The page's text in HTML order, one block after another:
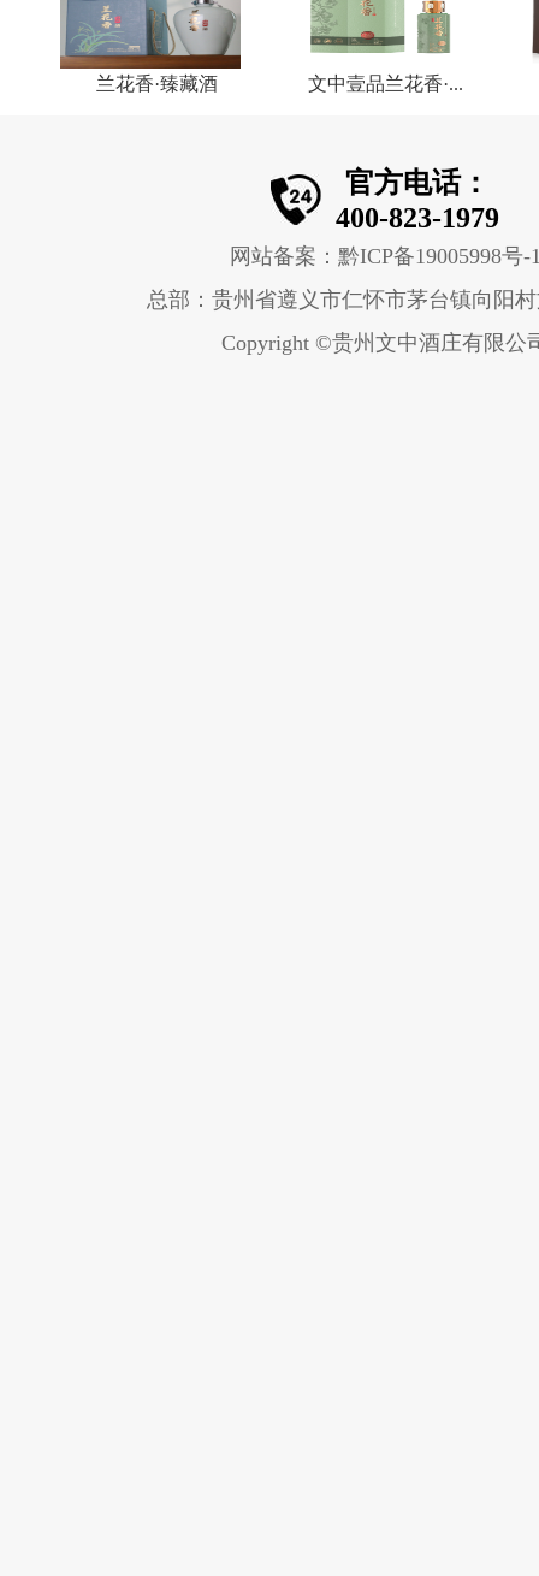
兰花香·臻藏酒 文中壹品兰花香·...
官方电话：
400-823-1979
网站备案：黔ICP备19005998号-
总部：贵州省遵义市仁怀市茅台镇向阳
Copyright ©贵州文中酒庄有限公